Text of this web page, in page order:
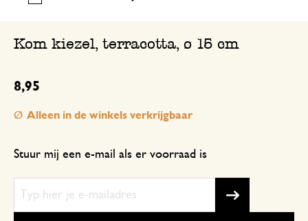
Kom kiezel, terracotta, ø 15 cm
8,95
Stuur mij een e-mail als er voorraad is
Alleen in de winkels verkrijgbaar